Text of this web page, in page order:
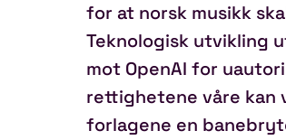
for at norsk musikk
Teknologisk utvikling
mot OpenAI for
rettighetene våre kan
forlagene en